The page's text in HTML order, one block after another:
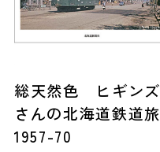
総天然色 ヒギンズ
さんの北海道鉄道旅
1957-70